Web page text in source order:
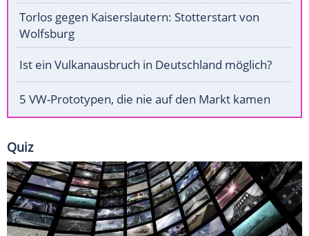
Torlos gegen Kaiserslautern: Stotterstart von
Wolfsburg
Ist ein Vulkanausbruch in Deutschland möglich?
5 VW-Prototypen, die nie auf den Markt kamen
Quiz